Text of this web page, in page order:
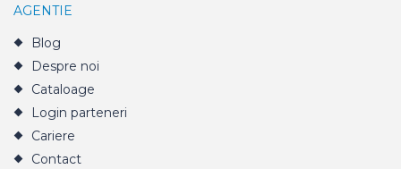
AGENTIE
Blog
Despre noi
Cataloage
Login parteneri
Cariere
Contact